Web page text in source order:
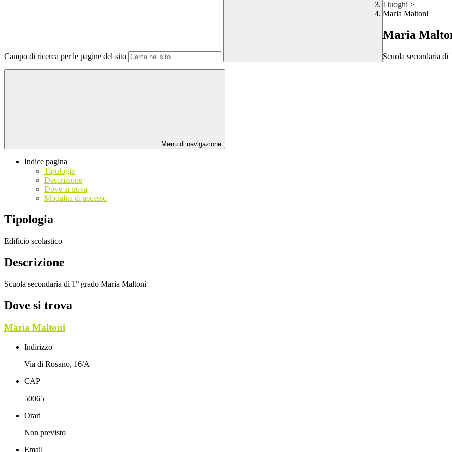
Campo di ricerca per le pagine del sito
I luoghi >
Maria Maltoni
Maria
Scuola secondaria
Menu di navigazione
Indice pagina
Tipologia
Descrizione
Dove si trova
Modalità di accesso
Tipologia
Edificio scolastico
Descrizione
Scuola secondaria di 1° grado Maria Maltoni
Dove si trova
Maria Maltoni
Indirizzo
Via di Rosano, 16/A
CAP
50065
Orari
Non previsto
Email